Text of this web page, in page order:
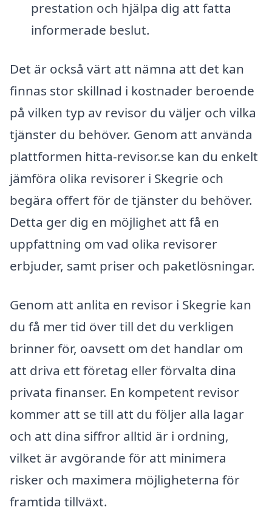
prestation och hjälpa dig att fatta
informerade beslut.
Det är också värt att nämna att det kan
finnas stor skillnad i kostnader beroende
på vilken typ av revisor du väljer och vilka
tjänster du behöver. Genom att använda
plattformen hitta-revisor.se kan du enkelt
jämföra olika revisorer i Skegrie och
begära offert för de tjänster du behöver.
Detta ger dig en möjlighet att få en
uppfattning om vad olika revisorer
erbjuder, samt priser och paketlösningar.
Genom att anlita en revisor i Skegrie kan
du få mer tid över till det du verkligen
brinner för, oavsett om det handlar om
att driva ett företag eller förvalta dina
privata finanser. En kompetent revisor
kommer att se till att du följer alla lagar
och att dina siffror alltid är i ordning,
vilket är avgörande för att minimera
risker och maximera möjligheterna för
framtida tillväxt.